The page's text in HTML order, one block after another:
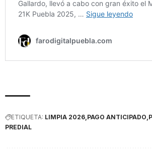
ETIQUETA: LIMPIA 2026 PAGO ANTICIPADO
PREDIAL